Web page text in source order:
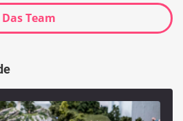
Das Team